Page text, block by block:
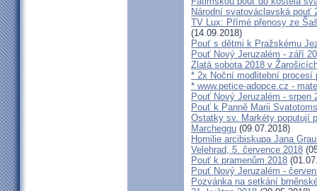
Národní svatováclavská pouť
TV Lux: Přímé přenosy ze
(14.09.2018)
Pouť s dětmi k Pražskému
Pouť Nový Jeruzalém - září
Zlatá sobota 2018 v
* 2x Noční modlitební
* www.petice-adopce.cz -
Pouť Nový Jeruzalém - srpen
Pouť k Panně Marii
Ostatky sv. Markéty poputují
Marcheggu (09.07.2018)
Homilie arcibiskupa Jana
Velehrad, 5. července 2018
Pouť k pramenům 2018
Pouť Nový Jeruzalém -
Pozvánka na setkání